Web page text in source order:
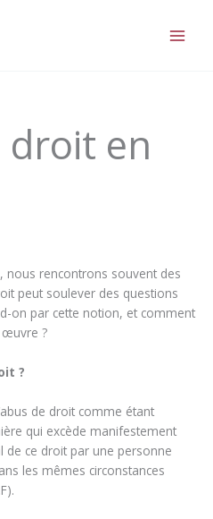
nous rencontrons souvent des
peut soulever des questions
on par cette notion, et comment
œuvre ?
?
de droit comme étant
qui excède manifestement
de ce droit par une personne
les mêmes circonstances